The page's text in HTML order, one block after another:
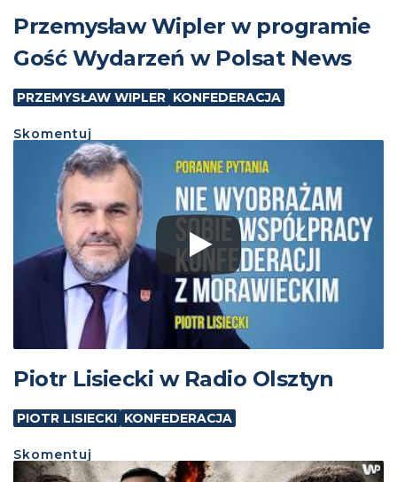
Przemysław Wipler w programie
Gość Wydarzeń w Polsat News
PRZEMYSŁAW WIPLER KONFEDERACJA
Skomentuj
Piotr Lisiecki w Radio Olsztyn
PIOTR LISIECKI KONFEDERACJA
Skomentuj